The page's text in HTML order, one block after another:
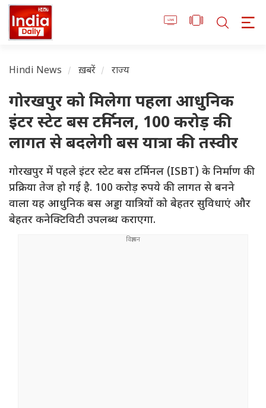
Hindi News ख़बरें राज्य
गोरखपुर को मिलेगा पहला आधुनिक
इंटर स्टेट बस टर्मिनल, 100 करोड़ की
लागत से बदलेगी बस यात्रा की तस्वीर
गोरखपुर में पहले इंटर स्टेट बस टर्मिनल (ISBT) के निर्माण की
प्रक्रिया तेज हो गई है. 100 करोड़ रुपये की लागत से बनने
वाला यह आधुनिक बस अड्डा यात्रियों को बेहतर सुविधाएं और
बेहतर कनेक्टिविटी उपलब्ध कराएगा.